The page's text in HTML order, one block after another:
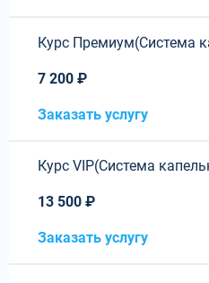
Курс Премиум(Система
7 200 ₽
Заказать услугу
Курс VIP(Система
13 500 ₽
Заказать услугу